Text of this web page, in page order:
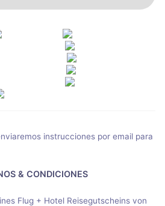
instrucciones por email para
& CONDICIONES
Flug + Hotel Reisegutscheins von